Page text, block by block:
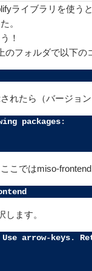
ません。そこで今回は、
ライブラリを使う
。
！
のフォルダで以下
れたら（バージョ
packages:
こではmiso-
ます。
Use arrow- keys.